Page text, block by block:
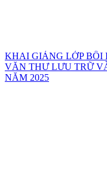
KHAI GIẢNG LỚP BỒI
VĂN THƯ LƯU TRỮ
NĂM 2025